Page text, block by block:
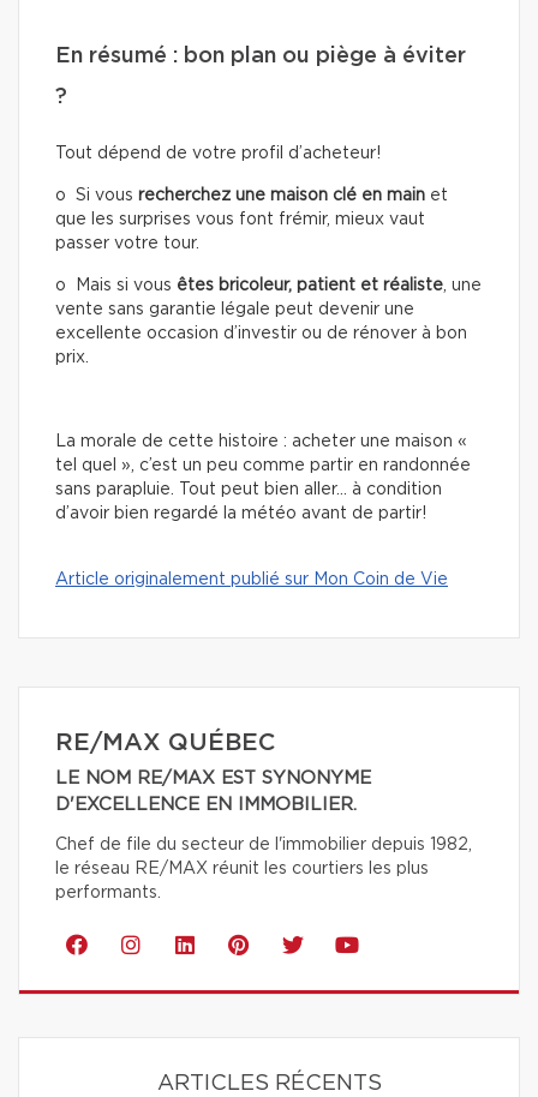
En résumé : bon plan ou piège à éviter
?
Tout dépend de votre profil d’acheteur!
o Si vous recherchez une maison clé en main et
que les surprises vous font frémir, mieux vaut
passer votre tour.
o Mais si vous êtes bricoleur, patient et réaliste, une
vente sans garantie légale peut devenir une
excellente occasion d’investir ou de rénover à bon
prix.
La morale de cette histoire : acheter une maison «
tel quel », c’est un peu comme partir en randonnée
sans parapluie. Tout peut bien aller… à condition
d’avoir bien regardé la météo avant de partir!
Article originalement publié sur Mon Coin de Vie
RE/MAX QUÉBEC
LE NOM RE/MAX EST SYNONYME
D'EXCELLENCE EN IMMOBILIER.
Chef de file du secteur de l'immobilier depuis 1982,
le réseau RE/MAX réunit les courtiers les plus
performants.
ARTICLES RÉCENTS